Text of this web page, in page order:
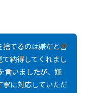
てるのは嫌だと言
納得してくれまし
言いましたが、嫌
寧に対応していただ